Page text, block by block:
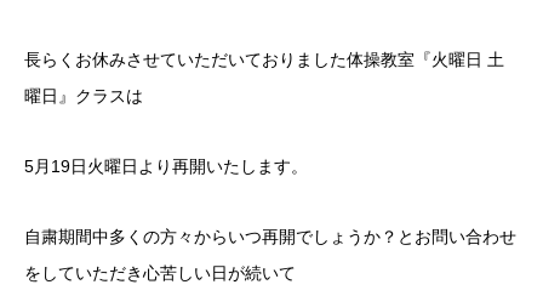
長らくお休みさせていただいておりました体操教室『火曜日 土
曜日』クラスは
5月19日火曜日より再開いたします。
自粛期間中多くの方々からいつ再開でしょうか？とお問い合わせ
をしていただき心苦しい日が続いて